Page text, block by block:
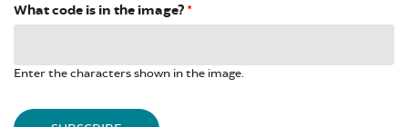
What code is in the image? *
Enter the characters shown in the image.